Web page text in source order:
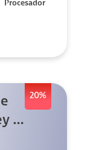
Procesador
20%
+